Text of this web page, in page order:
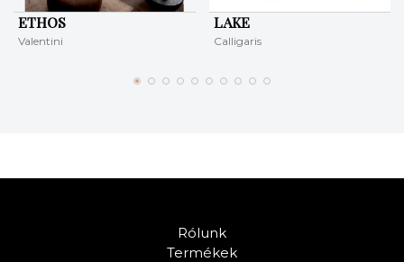
ETHOS
Valentini
LAKE
Calligaris
Rólunk
Termékek